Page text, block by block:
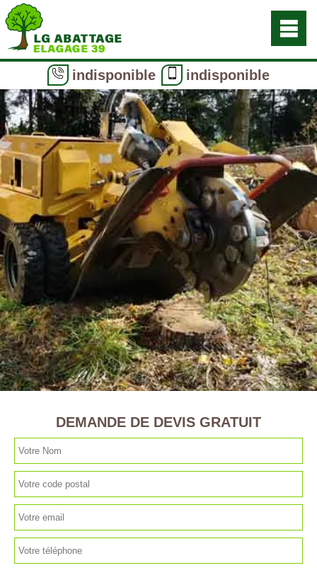
indisponible indisponible
DEMANDE DE DEVIS GRATUIT